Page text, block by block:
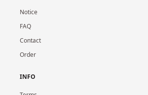
Notice
FAQ
Contact
Order
INFO